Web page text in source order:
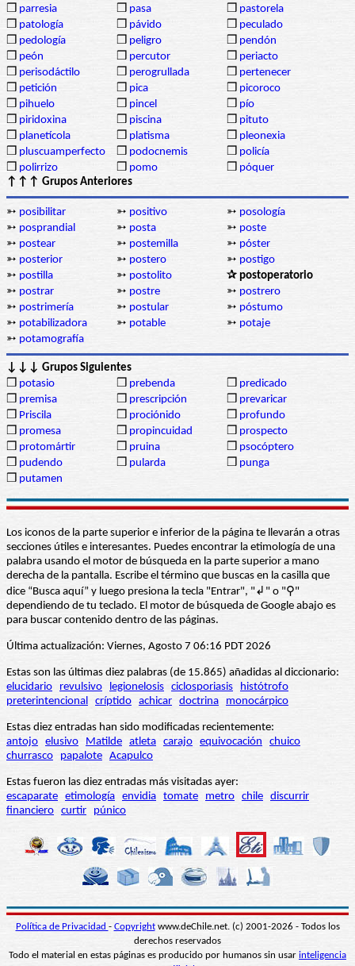
❒ parresia ❒ pasa ❒ pastorela
❒ patología ❒ pávido ❒ peculado
❒ pedología ❒ peligro ❒ pendón
❒ peón ❒ percutor ❒ periacto
❒ perisodáctilo ❒ perogrullada ❒ pertenecer
❒ petición ❒ pica ❒ picoroco
❒ pihuelo ❒ pincel ❒ pío
❒ piridoxina ❒ piscina ❒ pituto
❒ planetícola ❒ platisma ❒ pleonexia
❒ pluscuamperfecto ❒ podocnemis ❒ policía
❒ polirrizo ❒ pomo ❒ póquer
↑↑↑ Grupos Anteriores
➳ posibilitar ➳ positivo ➳ posología
➳ posprandial ➳ posta ➳ poste
➳ postear ➳ postemilla ➳ póster
➳ posterior ➳ postero ➳ postigo
➳ postilla ➳ postolito
✰ postoperatorio
➳ postrar ➳ postre ➳ postrero
➳ postrimería ➳ postular ➳ póstumo
➳ potabilizadora ➳ potable ➳ potaje
➳ potamografía
↓↓↓ Grupos Siguientes
❒ potasio ❒ prebenda ❒ predicado
❒ premisa ❒ prescripción ❒ prevaricar
❒ Priscila ❒ prociónido ❒ profundo
❒ promesa ❒ propincuidad ❒ prospecto
❒ protomártir ❒ pruina ❒ psocóptero
❒ pudendo ❒ pularda ❒ punga
❒ putamen
Los iconos de la parte superior e inferior de la página te llevarán a otras
secciones útiles e interesantes. Puedes encontrar la etimología de una
palabra usando el motor de búsqueda en la parte superior a mano
derecha de la pantalla. Escribe el término que buscas en la casilla que
dice “Busca aquí” y luego presiona la tecla "Entrar", "↲" o "⚲"
dependiendo de tu teclado. El motor de búsqueda de Google abajo es
para buscar contenido dentro de las páginas.
Última actualización: Viernes, Agosto 7 06:16 PDT 2026
Estas son las últimas diez palabras (de 15.865) añadidas al diccionario:
elucidario
revulsivo legionelosis ciclosporiasis
histótrofo
preterintencional críptido achicar doctrina monocárpico
Estas diez entradas han sido modificadas recientemente:
antojo elusivo Matilde atleta carajo equivocación
chuico
churrasco
papalote Acapulco
Estas fueron las diez entradas más visitadas ayer:
escaparate etimología envidia tomate metro chile discurrir
financiero curtir púnico
Política de Privacidad - Copyrightwww.deChile.net. (c) 2001-2026 - Todos los
derechos reservados
Todo el material en estas páginas es producido por humanos sin usar inteligencia